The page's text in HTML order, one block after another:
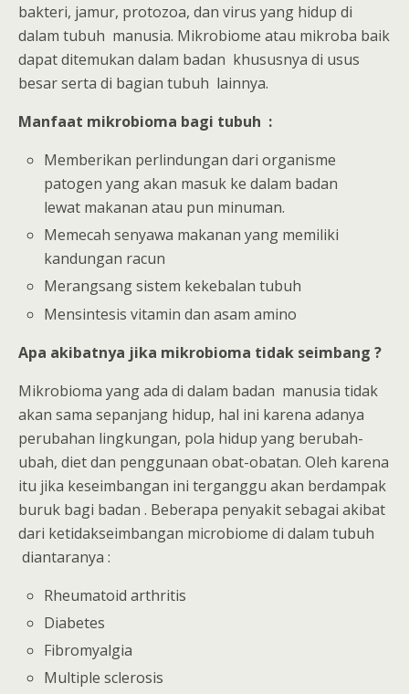
bakteri, jamur, protozoa, dan virus yang hidup di
dalam tubuh manusia. Mikrobiome atau mikroba baik
dapat ditemukan dalam badan khususnya di usus
besar serta di bagian tubuh lainnya.
Manfaat mikrobioma bagi tubuh :
Memberikan perlindungan dari organisme
patogen yang akan masuk ke dalam badan
lewat makanan atau pun minuman.
Memecah senyawa makanan yang memiliki
kandungan racun
Merangsang sistem kekebalan tubuh
Mensintesis vitamin dan asam amino
Apa akibatnya jika mikrobioma tidak seimbang ?
Mikrobioma yang ada di dalam badan manusia tidak
akan sama sepanjang hidup, hal ini karena adanya
perubahan lingkungan, pola hidup yang berubah-
ubah, diet dan penggunaan obat-obatan. Oleh karena
itu jika keseimbangan ini terganggu akan berdampak
buruk bagi badan . Beberapa penyakit sebagai akibat
dari ketidakseimbangan microbiome di dalam tubuh
diantaranya :
Rheumatoid arthritis
Diabetes
Fibromyalgia
Multiple sclerosis